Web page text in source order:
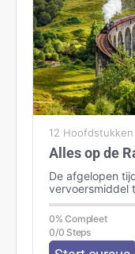
12 Hoofdstukken
Alles op de
De afgelopen
vervoersmiddel
steeds vaker
0% Compleet
0/0 Steps